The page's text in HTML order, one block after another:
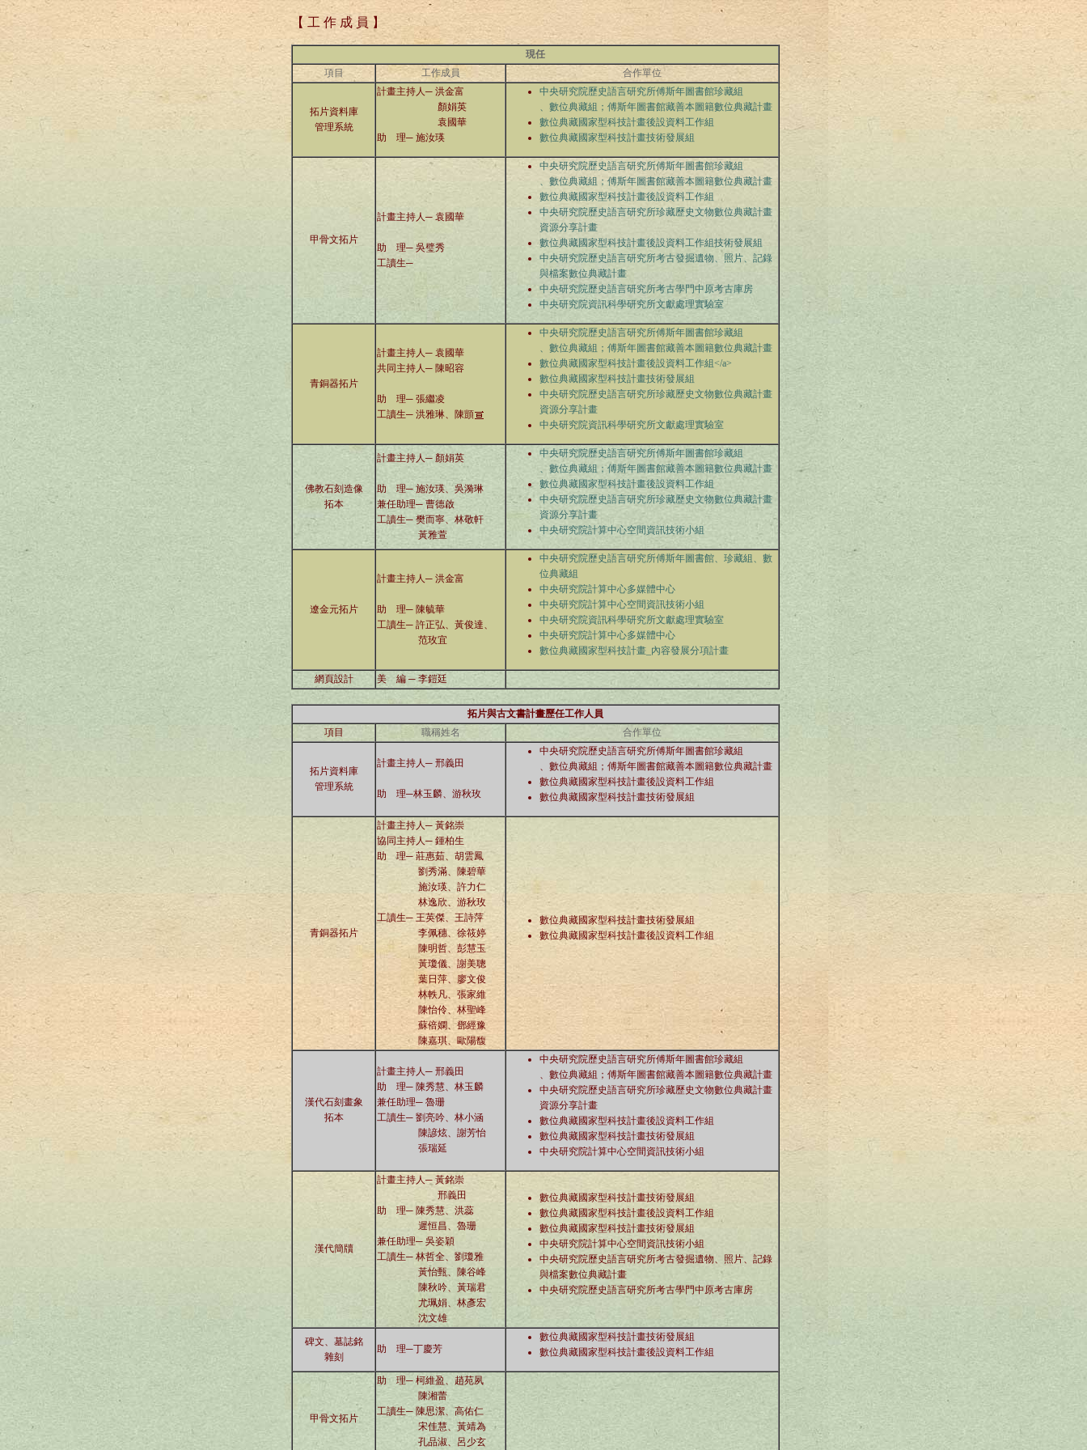
【 工 作 成 員 】
現任
項目
工作成員 合作單位
拓片資料庫
管理系統
計畫主持人─ 洪金富
顏娟英
袁國華
助 理─ 施汝瑛
中央研究院歷史語言研究所傅斯年圖書館珍藏組
、數位典藏組；傅斯年圖書館藏善本圖籍數位典藏計畫
數位典藏國家型科技計畫後設資料工作組
數位典藏國家型科技計畫技術發展組
甲骨文拓片
計畫主持人─ 袁國華
助 理─ 吳璧秀
工讀生─
中央研究院歷史語言研究所傅斯年圖書館珍藏組
、數位典藏組；傅斯年圖書館藏善本圖籍數位典藏計畫
數位典藏國家型科技計畫後設資料工作組
中央研究院歷史語言研究所珍藏歷史文物數位典藏計畫
資源分享計畫
數位典藏國家型科技計畫後設資料工作組技術發展組
中央研究院歷史語言研究所考古發掘遺物、照片、記錄
與檔案數位典藏計畫
中央研究院歷史語言研究所考古學門中原考古庫房
中央研究院資訊科學研究所文獻處理實驗室
青銅器拓片
計畫主持人─ 袁國華
共同主持人─ 陳昭容
助 理─ 張繼凌
工讀生─ 洪雅琳、陳顗
中央研究院歷史語言研究所傅斯年圖書館珍藏組
、數位典藏組；傅斯年圖書館藏善本圖籍數位典藏計畫
數位典藏國家型科技計畫後設資料工作組</a>
數位典藏國家型科技計畫技術發展組
中央研究院歷史語言研究所珍藏歷史文物數位典藏計畫
資源分享計畫
中央研究院資訊科學研究所文獻處理實驗室
佛教石刻造像
拓本
計畫主持人─ 顏娟英
助 理─ 施汝瑛、吳漪琳
兼任助理─ 曹德啟
工讀生─ 樊而寧、林敬軒
黃雅萱
中央研究院歷史語言研究所傅斯年圖書館珍藏組
、數位典藏組；傅斯年圖書館藏善本圖籍數位典藏計畫
數位典藏國家型科技計畫後設資料工作組
中央研究院歷史語言研究所珍藏歷史文物數位典藏計畫
資源分享計畫
中央研究院計算中心空間資訊技術小組
遼金元拓片
計畫主持人─ 洪金富
助 理─ 陳毓華
工讀生─ 許正弘、黃俊達、
范玫宜
中央研究院歷史語言研究所傅斯年圖書館、珍藏組、數
位典藏組
中央研究院計算中心多媒體中心
中央研究院計算中心空間資訊技術小組
中央研究院資訊科學研究所文獻處理實驗室
中央研究院計算中心多媒體中心
數位典藏國家型科技計畫_內容發展分項計畫
網頁設計 美 編 ─ 李鎧廷
拓片與古文書計畫歷任工作人員
項目
職稱姓名 合作單位
拓片資料庫
管理系統
計畫主持人─ 邢義田
助 理─林玉麟、游秋玫
中央研究院歷史語言研究所傅斯年圖書館珍藏組
、數位典藏組；傅斯年圖書館藏善本圖籍數位典藏計畫
數位典藏國家型科技計畫後設資料工作組
數位典藏國家型科技計畫技術發展組
青銅器拓片
計畫主持人─ 黃銘崇
協同主持人─ 鍾柏生
助 理─ 莊惠茹、胡雲鳳
劉秀滿、陳碧華
施汝瑛、許力仁
林逸欣、游秋玫
工讀生─ 王英傑、王詩萍
李佩穗、徐筱婷
陳明哲、彭慧玉
黃瓊儀、謝美聰
葉日萍、廖文俊
林軼凡、張家維
陳怡伶、林聖峰
蘇倍嫻、鄧經豫
陳嘉琪、歐陽馥
數位典藏國家型科技計畫技術發展組
數位典藏國家型科技計畫後設資料工作組
漢代石刻畫象
拓本
計畫主持人─ 邢義田
助 理─ 陳秀慧、 林玉麟
兼任助理─ 魯珊
工讀生─ 劉亮吟、林小涵
陳諺炫、謝芳怡
張瑞延
中央研究院歷史語言研究所傅斯年圖書館珍藏組
、數位典藏組；傅斯年圖書館藏善本圖籍數位典藏計畫
中央研究院歷史語言研究所珍藏歷史文物數位典藏計畫
資源分享計畫
數位典藏國家型科技計畫後設資料工作組
數位典藏國家型科技計畫技術發展組
中央研究院計算中心空間資訊技術小組
漢代簡牘
計畫主持人─ 黃銘崇
邢義田
助 理─ 陳秀慧、洪蕊
遲恒昌、魯珊
兼任助理─ 吳姿穎
工讀生─ 林哲全、劉瓊雅
黃怡甄、陳谷峰
陳秋吟、黃瑞君
尤珮娟、林彥宏
沈文雄
數位典藏國家型科技計畫技術發展組
數位典藏國家型科技計畫後設資料工作組
數位典藏國家型科技計畫技術發展組
中央研究院計算中心空間資訊技術小組
中央研究院歷史語言研究所考古發掘遺物、照片、記錄
與檔案數位典藏計畫
中央研究院歷史語言研究所考古學門中原考古庫房
碑文、墓誌銘
雜刻
助 理─丁慶芳
數位典藏國家型科技計畫技術發展組
數位典藏國家型科技計畫後設資料工作組
甲骨文拓片
助 理─ 柯維盈、趙苑夙
陳湘蕾
工讀生─ 陳思潔、高佑仁
宋佳慧、黃靖為
孔品淑、呂少玄